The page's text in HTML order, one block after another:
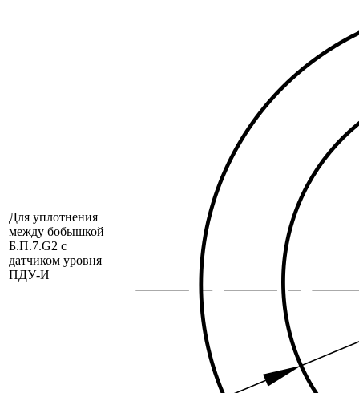
Для уплотнения
между бобышкой
Б.П.7.G2 с
датчиком уровня
ПДУ-И